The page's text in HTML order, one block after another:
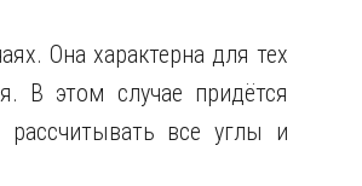
Она характерна для тех
В этом случае придётся
рассчитывать все углы и